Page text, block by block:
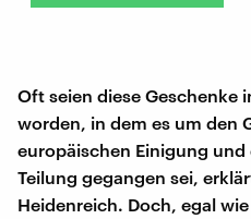
Oft seien diese Geschenke
worden, in dem es um den
europäischen Einigung
Teilung gegangen sei,
Heidenreich. Doch, egal